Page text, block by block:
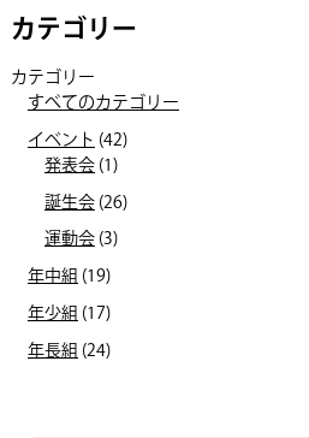
カテゴリー
カテゴリー
すべてのカテゴリー
イベント (42)
発表会(1)
誕生会(26)
運動会(3)
年中組(19)
年少組 (17)
年長組 (24)